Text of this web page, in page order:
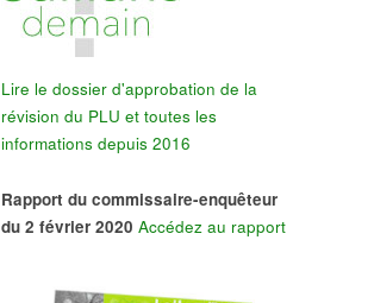
Lire le dossier d'approbation de la
révision du PLU et toutes les
informations depuis 2016
Rapport du commissaire-enquêteur
du 2 février 2020 Accédez au rapport